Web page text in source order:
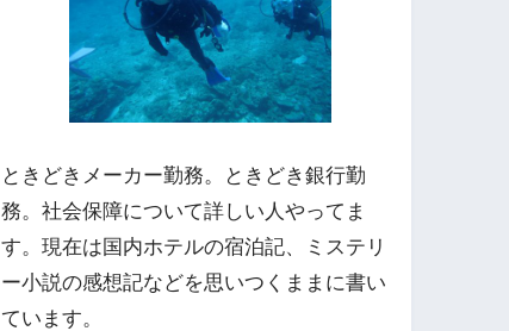
ときどきメーカー勤務。ときどき銀行勤
務。社会保障について詳しい人やってま
す。現在は国内ホテルの宿泊記、ミステリ
ー小説の感想記などを思いつくままに書い
ています。